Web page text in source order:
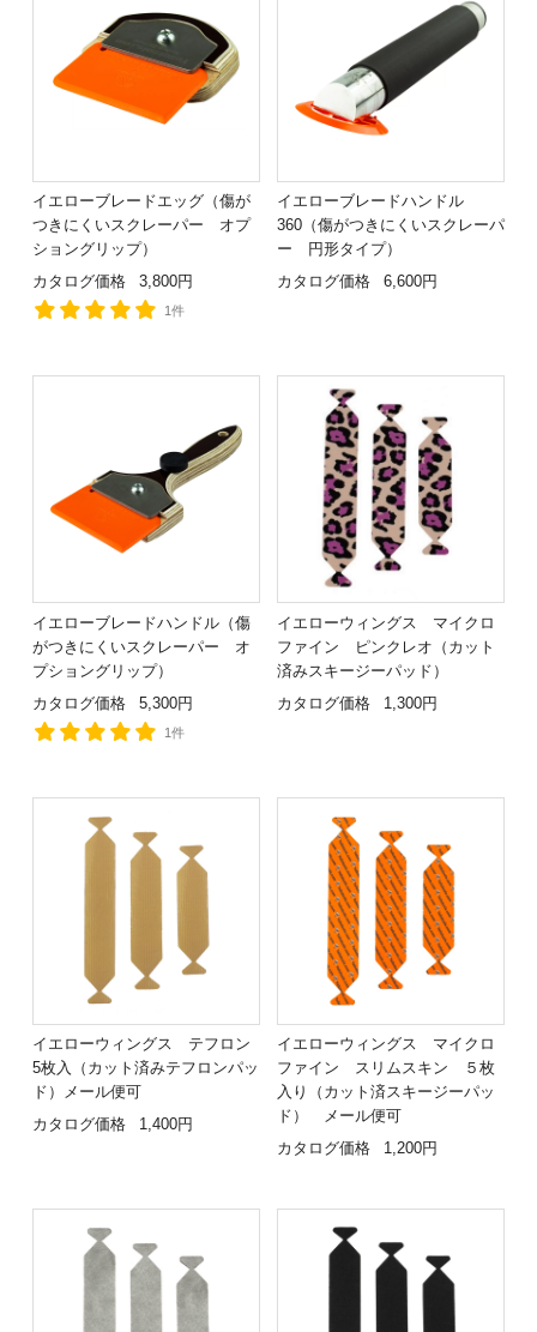
イエローブレードエッグ（傷が
つきにくいスクレーパー オプ
ショングリップ）
カタログ価格
3,800円
1件
イエローブレードハンドル
360（傷がつきにくいスクレーパ
ー 円形タイプ）
カタログ価格
6,600円
イエローブレードハンドル（傷
がつきにくいスクレーパー オ
プショングリップ）
カタログ価格
5,300円
1件
イエローウィングス マイクロ
ファイン ピンクレオ（カット
済みスキージーパッド）
カタログ価格
1,300円
イエローウィングス テフロン
5枚入（カット済みテフロンパッ
ド）メール便可
カタログ価格
1,400円
イエローウィングス マイクロ
ファイン スリムスキン ５枚
入り（カット済スキージーパッ
ド） メール便可
カタログ価格
1,200円